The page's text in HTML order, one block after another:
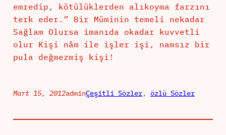
emredip, kötülüklerden alıkoyma farzını
terk eder.” Bir Müminin temeli nekadar
Sağlam Olursa imanıda okadar kuvvetli
olur Kişi nâm ile işler işi, namsız bir
pula değmezmiş kişi!
Mart 15, 2012adminÇeşitli Sözler, özlü Sözler